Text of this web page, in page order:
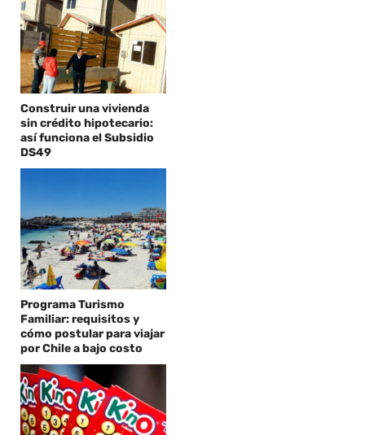
Construir una vivienda
sin crédito hipotecario:
así funciona el Subsidio
DS49
Programa Turismo
Familiar: requisitos y
cómo postular para viajar
por Chile a bajo costo